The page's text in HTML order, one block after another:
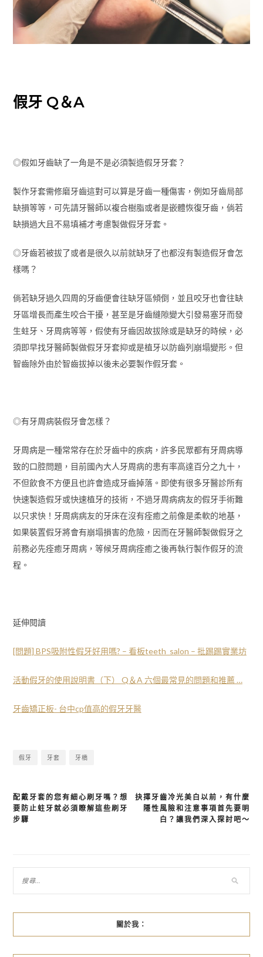
假牙 Q＆A
◎假如牙齒缺了一角是不是必須製造假牙牙套？
製作牙套需修磨牙齒這對可以算是牙齒一種傷害，例如牙齒局部
缺損等等，可先請牙醫師以複合樹脂或者是嵌體恢復牙齒，倘若
缺損過大且不易填補才考慮製做假牙牙套。
◎牙齒若被拔了或者是很久以前就缺牙了也都沒有製造假牙會怎
樣嗎？
倘若缺牙過久四周的牙齒便會往缺牙區傾倒，並且咬牙也會往缺
牙區增長而產生咬合干擾，甚至是牙齒縫隙變大引發易塞牙而發
生蛀牙、牙周病等等，假使有牙齒因故拔除或是缺牙的時候，必
須即早找牙醫師製做假牙牙套抑或是植牙以防齒列崩塌變形。但
智齒除外由於智齒拔掉以後未必要製作假牙套。
◎有牙周病裝假牙會怎樣？
牙周病是一種常常存在於牙齒中的疾病，許多民眾都有牙周病導
致的口腔問題，目前國內大人牙周病的患有率高達百分之九十，
不但飲食不方便且也許會造成牙齒掉落。即使有很多牙醫診所有
快速製造假牙或快速植牙的技術，不過牙周病病友的假牙手術難
以只求快！牙周病病友的牙床在沒有痊癒之前像是柔軟的地基，
如果裝置假牙將會有崩塌損害的危險，因而在牙醫師製做假牙之
前務必先痊癒牙周病，等候牙周病痊癒之後再執行製作假牙的流
程。
延伸閱讀
[問題] BPS吸附性假牙好用嗎? – 看板teeth_salon – 批踢踢實業坊
活動假牙的使用說明書（下） Q＆A 六個最常見的問題和推薦 …
牙齒矯正板- 台中cp值高的假牙牙醫
假牙 牙套 牙橋
文
章
抉擇牙齒冷光美白以前，有什麼
隱性風險和注意事項首先要明
白？讓我們深入探討吧～
配戴牙套的您有細心刷牙嗎？想
要防止蛀牙就必須瞭解這些刷牙
步驟
關於我：